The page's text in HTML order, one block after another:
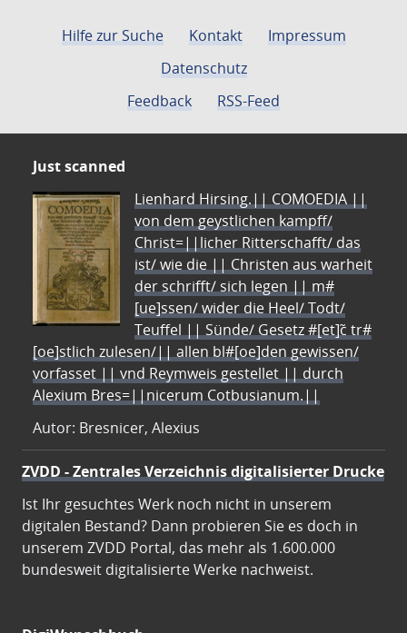
Hilfe zur Suche Kontakt
Impressum
Datenschutz
Feedback
RSS-Feed
Just scanned
Lienhard Hirsing.|| COMOEDIA ||
von dem geystlichen kampff/
Christ=||licher Ritterschafft/ das
ist/ wie die || Christen aus warheit
der schrifft/ sich legen || m#
[ue]ssen/ wider die Heel/ Todt/
Teuffel || Sünde/ Gesetz #[et]c̃ tr#
[oe]stlich zulesen/|| allen bl#[oe]den gewissen/
vorfasset || vnd Reymweis gestellet || durch
Alexium Bres=||nicerum Cotbusianum.||
Autor: Bresnicer, Alexius
ZVDD - Zentrales Verzeichnis digitalisierter Drucke
Ist Ihr gesuchtes Werk noch nicht in unserem
digitalen Bestand? Dann probieren Sie es doch in
unserem ZVDD Portal, das mehr als 1.600.000
bundesweit digitalisierte Werke nachweist.